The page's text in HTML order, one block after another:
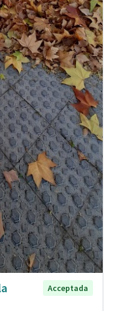
Acceptada